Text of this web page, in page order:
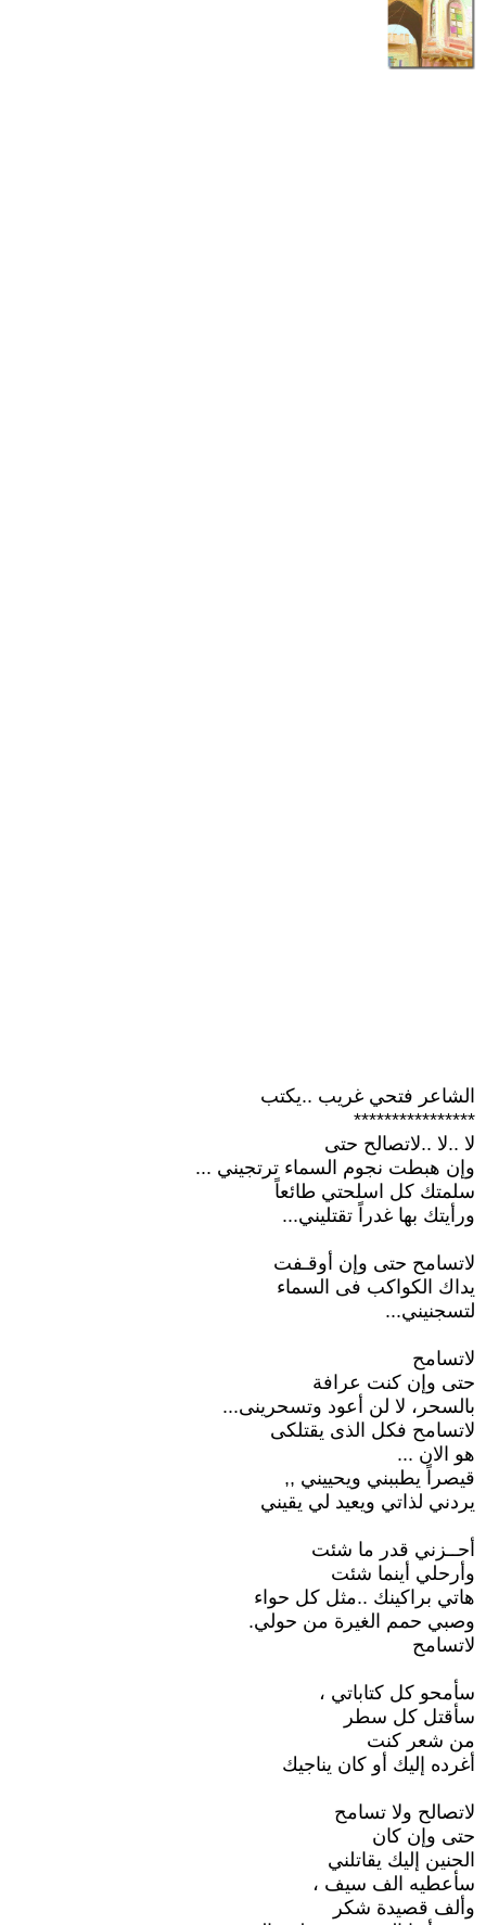
الشاعر فتحي غريب ..يكتب
****************
لا ..لا ..لاتصالح حتى
وإن هبطت نجوم السماء ترتجيني ...
سلمتك كل اسلحتي طائعاً
ورأيتك بها غدراً تقتليني...
لاتسامح حتى وإن أوقـفت
يداك الكواكب فى السماء
لتسجنيني...
لاتسامح
حتى وإن كنت عرافة
بالسحر، لا لن أعود وتسحرينى...
لاتسامح فكل الذى يقتلكى
هو الان ...
قيصراً يطببني ويحييني ,,
يردني لذاتي ويعيد لي يقيني
أحــزني قدر ما شئت
وأرحلي أينما شئت
هاتي براكينك ..مثل كل حواء
وصبي حمم الغيرة من حولي.
لاتسامح
سأمحو كل كتاباتي ،
سأقتل كل سطر
من شعر كنت
أغرده إليك أو كان يناجيك
لاتصالح ولا تسامح
حتى وإن كان
الحنين إليك يقاتلني
سأعطيه الف سيف ،
وألف قصيدة شكر